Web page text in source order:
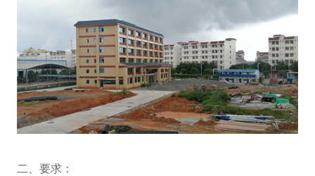
二、要求：